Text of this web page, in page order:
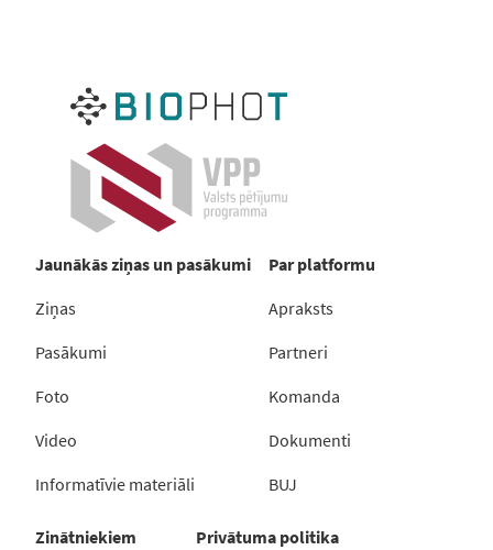
Jaunākās ziņas un pasākumi
Ziņas
Pasākumi
Foto
Video
Informatīvie materiāli
Par platformu
Apraksts
Partneri
Komanda
Dokumenti
BUJ
Zinātniekiem
Privātuma politika